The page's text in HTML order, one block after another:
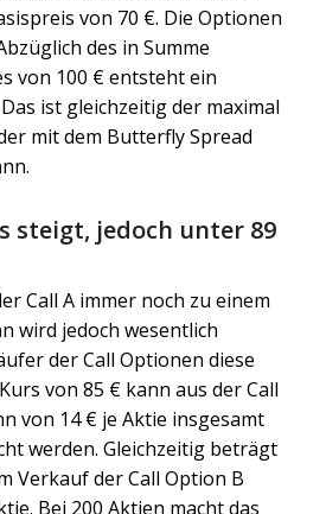
von 70 €. Die Optionen
des in Summe
von 100 € entsteht ein
ist gleichzeitig der maximal
mit dem Butterfly Spread
steigt, jedoch unter 89
Call A immer noch zu einem
wird jedoch wesentlich
der Call Optionen diese
von 85 € kann aus der Call
von 14 € je Aktie insgesamt
werden. Gleichzeitig beträgt
Verkauf der Call Option B
Bei 200 Aktien macht das